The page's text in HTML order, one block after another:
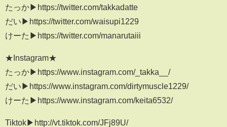
たっか▶︎https://twitter.com/takkadatte
だい▶︎https://twitter.com/waisupi1229
けーた▶︎https://twitter.com/manarutaiii
★Instagram★
たっか▶︎https://www.instagram.com/_takka__/
だい▶︎https://www.instagram.com/dirtymuscle1229/
けーた▶︎https://www.instagram.com/keita6532/
Tiktok▶︎http://vt.tiktok.com/JFj89U/